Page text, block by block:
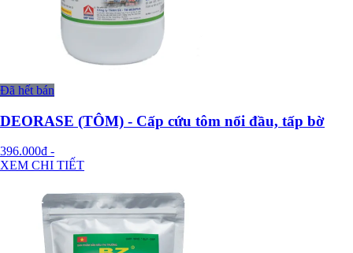
Đã hết bán
DEORASE (TÔM) - Cấp cứu tôm nổi đầu, tấp bờ
396.000đ -
XEM CHI TIẾT